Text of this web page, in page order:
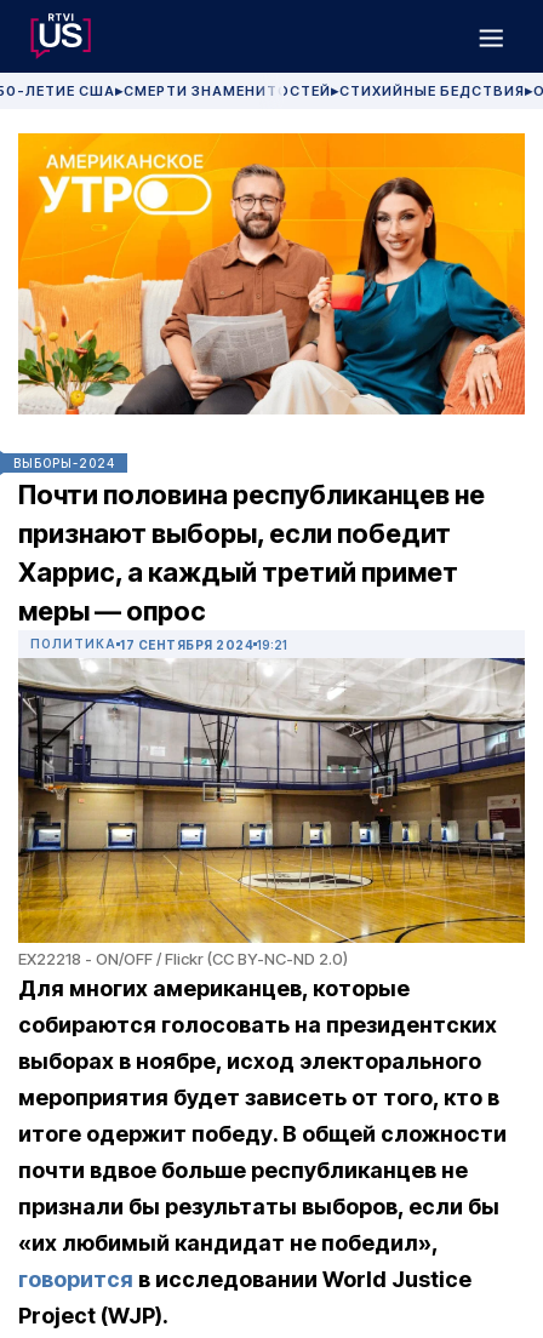
ЛЕТИЕ США▶СМЕРТИ ЗНАМЕНИТОСТЕЙ▶СТИХИЙНЫЕ БЕДСТВИЯ▶
ВЫБОРЫ-2024
Почти половина республиканцев не
признают выборы, если победит
Харрис, а каждый третий примет
меры — опрос
ПОЛИТИКА 17 СЕНТЯБРЯ 2024 19:21
EX22218 - ON/OFF / Flickr (CC BY-NC-ND 2.0)
Для многих американцев, которые
собираются голосовать на президентских
выборах в ноябре, исход электорального
мероприятия будет зависеть от того, кто в
итоге одержит победу. В общей сложности
почти вдвое больше республиканцев не
признали бы результаты выборов, если бы
«их любимый кандидат не победил»,
говорится в исследовании World Justice
Project (WJP).